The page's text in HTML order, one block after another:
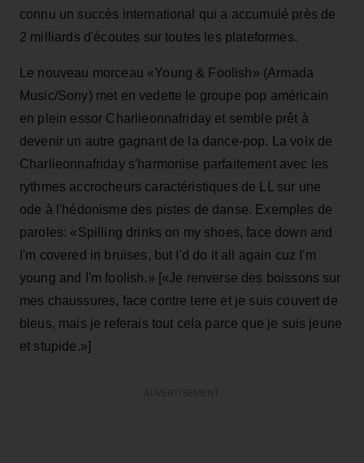
connu un succès international qui a accumulé près de
2 milliards d'écoutes sur toutes les plateformes.
Le nouveau morceau «Young & Foolish» (Armada
Music/Sony) met en vedette le groupe pop américain
en plein essor Charlieonnafriday et semble prêt à
devenir un autre gagnant de la dance-pop. La voix de
Charlieonnafriday s'harmonise parfaitement avec les
rythmes accrocheurs caractéristiques de LL sur une
ode à l'hédonisme des pistes de danse. Exemples de
paroles: «Spilling drinks on my shoes, face down and
I'm covered in bruises, but I'd do it all again cuz I'm
young and I'm foolish.» [«Je renverse des boissons sur
mes chaussures, face contre terre et je suis couvert de
bleus, mais je referais tout cela parce que je suis jeune
et stupide.»]